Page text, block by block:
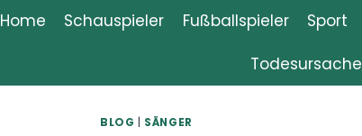
Home Schauspieler Fußballspieler Sport
Todesursache
BLOG SÄNGER